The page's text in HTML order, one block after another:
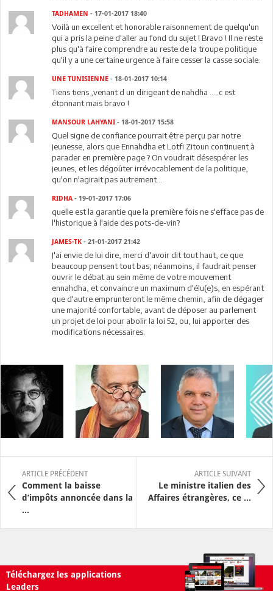
TADHAMEN - 17-01-2017 18:40
Voilà un excellent et honorable raisonnement de quelqu'un
qui a pris la peine d'aller au fond du sujet ! Bravo ! Il ne reste
plus qu'à faire comprendre au reste de la troupe politique
qu'il y a une certaine urgence à faire cesser la casse sociale.
UNE TUNISIENNE- 18-01-2017 10:14
Tiens tiens ,venant d un dirigeant de nahdha .....c est
étonnant mais bravo !
MANSOUR LAHYANI - 18-01-2017 15:58
Quel signe de confiance pourrait être perçu par notre
jeunesse, alors que Ennahdha et Lotfi Zitoun continuent à
parader en première page ? On voudrait désespérer les
jeunes, et les dégoûter irrévocablement de la politique,
qu'on n'agirait pas autrement...
RIDHA - 19-01-2017 17:06
quelle est la garantie que la première fois ne s'efface pas de
l'historique à l'aide des pots-de-vin?
JAMES-TK - 21-01-2017 21:42
J'ai envie de lui dire, merci d'avoir dit tout haut, ce que
beaucoup pensent tout bas; néanmoins, il faudrait penser
ouvrir le débat au sein même de votre mouvement
ennahdha, et convaincre un maximum d'élu(e)s, en espérant
que d'autre emprunteront le même chemin, afin de dégager
une majorité confortable, avant de déposer au parlement
un projet de loi pour abolir la loi 52, ou, lui apporter des
modifications nécessaires.
ARTICLE PRÉCÉDENT
Comment la baisse
d’impôts annoncée dans la
...
ARTICLE SUIVANT
Le ministre italien des
Affaires étrangères, ce ...
Téléchargez les applications
Leaders